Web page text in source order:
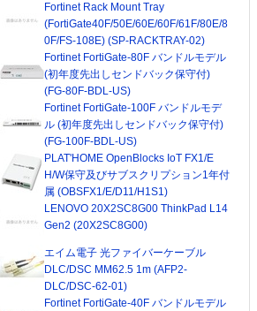
Fortinet Rack Mount Tray
(FortiGate40F/50E/60E/60F/61F/80E/8
0F/FS-108E) (SP-RACKTRAY-02)
Fortinet FortiGate-80F バンドルモデル
(初年度先出しセンドバック保守付)
(FG-80F-BDL-US)
Fortinet FortiGate-100F バンドルモデ
ル (初年度先出しセンドバック保守付)
(FG-100F-BDL-US)
PLAT'HOME OpenBlocks IoT FX1/E
H/W保守及びサブスクリプション1年付
属 (OBSFX1/E/D11/H1S1)
LENOVO 20X2SC8G00 ThinkPad L14
Gen2 (20X2SC8G00)
エイム電子 光ファイバーケーブル
DLC/DSC MM62.5 1m (AFP2-
DLC/DSC-62-01)
Fortinet FortiGate-40F バンドルモデル